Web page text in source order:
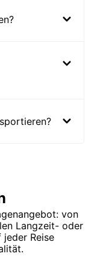
von
Langzeit- oder
Reise